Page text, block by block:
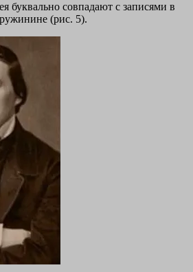
буквально совпадают с записями в
(рис. 5).